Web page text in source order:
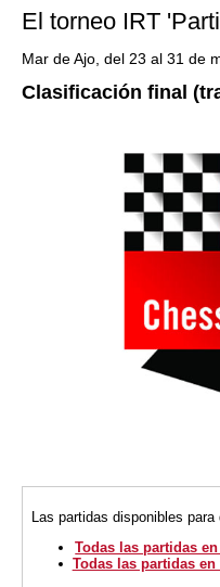
El torneo IRT
Mar de Ajo, del 23 al 31 de
Clasificación final
Las partidas disponibles para
Todas las partidas
Todas las partidas